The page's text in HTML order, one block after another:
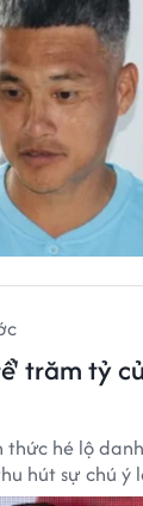
trăm tỷ
hé lộ
hút sự chú ý